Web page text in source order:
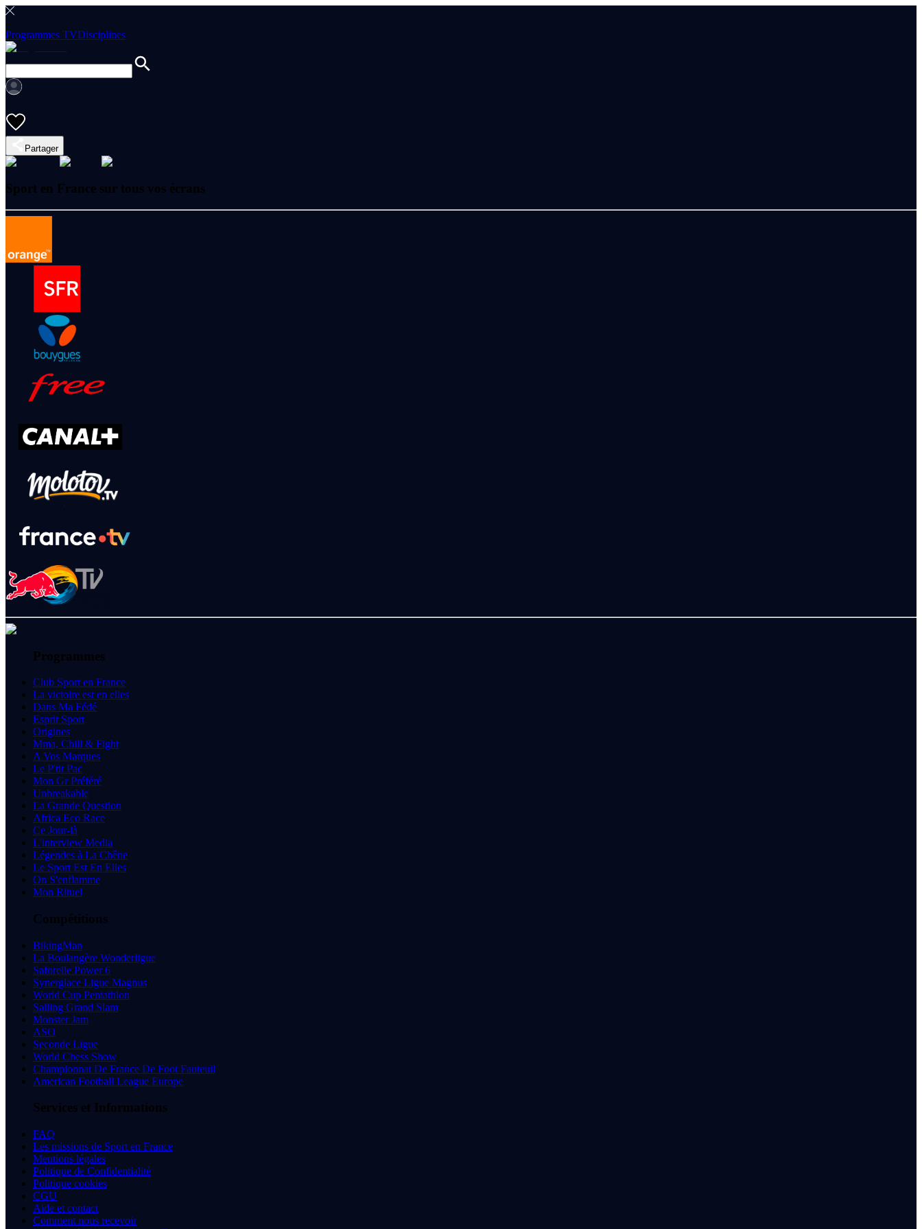
Programmes TVDisciplines
Partager
Sport en France sur tous vos écrans
Programmes
Club Sport en France
La victoire est en elles
Dans Ma Fédé
Esprit Sport
Origines
Mma, Chill & Fight
A Vos Marques
Le P'tit Pac
Mon Gr Préféré
Unbreakable
La Grande Question
Africa Eco Race
Ce Jour-là
L'interview Media
Légendes à La Chêne
Le Sport Est En Elles
On S'enflamme
Mon Rituel
Compétitions
BikingMan
La Boulangère Wonderligue
Saforelle Power 6
Synerglace Ligue Magnus
World Cup Pentathlon
Sailing Grand Slam
Monster Jam
ASO
Seconde Ligue
World Chess Show
Championnat De France De Foot Fauteuil
American Football League Europe
Services et Informations
FAQ
Les missions de Sport en France
Mentions légales
Politique de Confidentialité
Politique cookies
CGU
Aide et contact
Comment nous recevoir